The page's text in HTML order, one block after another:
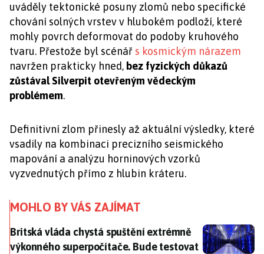
uváděly tektonické posuny zlomů nebo specifické
chování solných vrstev v hlubokém podloží, které
mohly povrch deformovat do podoby kruhového
tvaru. Přestože byl scénář s kosmickým nárazem
navržen prakticky hned, bez fyzických důkazů
zůstával Silverpit otevřeným vědeckým
problémem.
Definitivní zlom přinesly až aktuální výsledky, které
vsadily na kombinaci precizního seismického
mapování a analýzu horninových vzorků
vyzvednutých přímo z hlubin kráteru.
MOHLO BY VÁS ZAJÍMAT
Britská vláda chystá spuštění extrémně výkonného
Britská vláda chystá spuštění extrémně
výkonného superpočítače. Bude testovat